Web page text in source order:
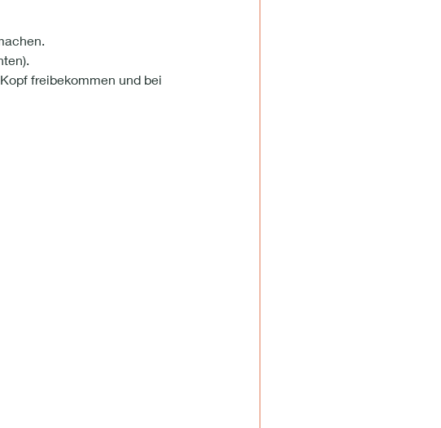
freibekommen und bei